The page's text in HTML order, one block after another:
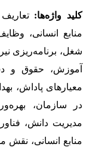
کلید واژه‌ها:
منابع انسانی،
شغل، برنامه‌ریزی
آموزش، حقوق و
معیارهای پاداش،
در سازمان،
مدیریت دانش،
منابع انسانی، نقش